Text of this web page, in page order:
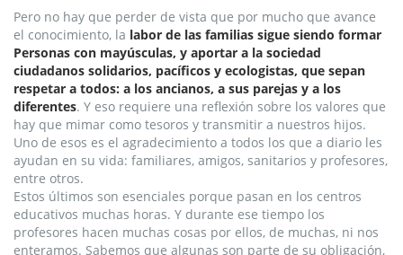
Pero no hay que perder de vista que por mucho que avance
el conocimiento, la labor de las familias sigue siendo formar
Personas con mayúsculas, y aportar a la sociedad
ciudadanos solidarios, pacíficos y ecologistas, que sepan
respetar a todos: a los ancianos, a sus parejas y a los
diferentes. Y eso requiere una reflexión sobre los valores que
hay que mimar como tesoros y transmitir a nuestros hijos.
Uno de esos es el agradecimiento a todos los que a diario les
ayudan en su vida: familiares, amigos, sanitarios y profesores,
entre otros.
Estos últimos son esenciales porque pasan en los centros
educativos muchas horas. Y durante ese tiempo los
profesores hacen muchas cosas por ellos, de muchas, ni nos
enteramos. Sabemos que algunas son parte de su obligación,